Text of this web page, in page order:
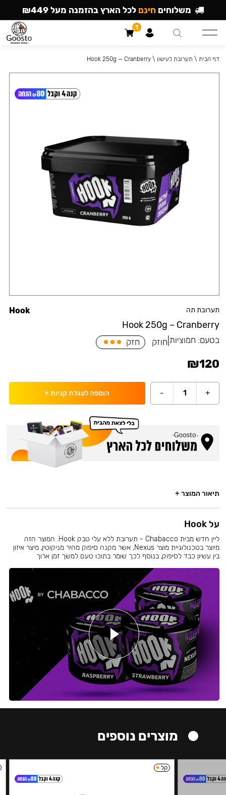
תערובת תה
Hook 250g – Cranberry
Hook
בטעם: חמוציות חוזק חזק
₪120
+
1
- הוספה לעגלת קניות +
דף הבית \ תערובת לעישון \
Hook 250g — Cranberry
תיאור המוצר +
על Hook
ליין חדש מבית Chabacco - תערובת ללא עלי טבק Hook. המוצר הזה
מיוצר בטכנולוגיית מוצר Nexus, אשר מקנה סיפוק מהיר מניקוטין, מיצר איזון
בין עשיון כבד לסיפוק, בנוסף לכך שומר בתוכו טעם למשך זמן ארוך
מוצרים נוספים
קל
משלוחים חינם לכל הארץ בהזמנה מעל ₪449
1